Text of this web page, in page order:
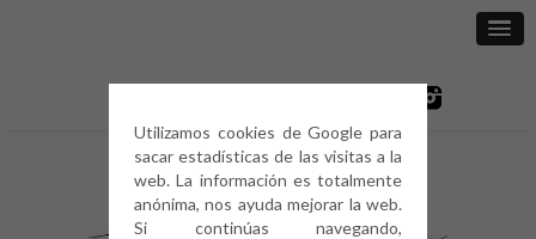
Utilizamos cookies de Google para
sacar estadísticas de las visitas a la
web. La información es totalmente
anónima, nos ayuda mejorar la web.
Si continúas navegando,